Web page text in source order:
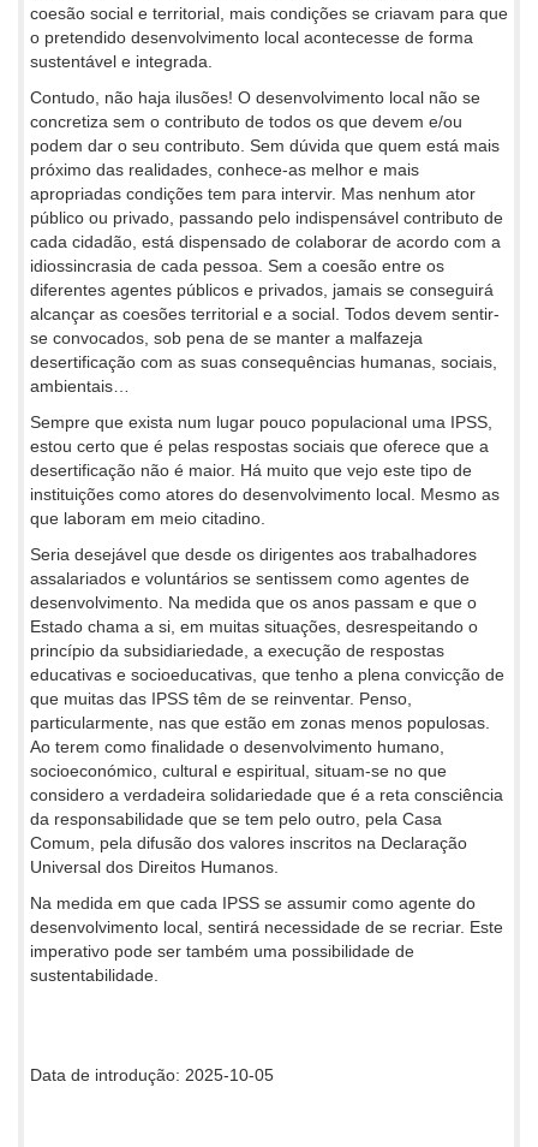
coesão social e territorial, mais condições se criavam para que
o pretendido desenvolvimento local acontecesse de forma
sustentável e integrada.
Contudo, não haja ilusões! O desenvolvimento local não se
concretiza sem o contributo de todos os que devem e/ou
podem dar o seu contributo. Sem dúvida que quem está mais
próximo das realidades, conhece-as melhor e mais
apropriadas condições tem para intervir. Mas nenhum ator
público ou privado, passando pelo indispensável contributo de
cada cidadão, está dispensado de colaborar de acordo com a
idiossincrasia de cada pessoa. Sem a coesão entre os
diferentes agentes públicos e privados, jamais se conseguirá
alcançar as coesões territorial e a social. Todos devem sentir-
se convocados, sob pena de se manter a malfazeja
desertificação com as suas consequências humanas, sociais,
ambientais…
Sempre que exista num lugar pouco populacional uma IPSS,
estou certo que é pelas respostas sociais que oferece que a
desertificação não é maior. Há muito que vejo este tipo de
instituições como atores do desenvolvimento local. Mesmo as
que laboram em meio citadino.
Seria desejável que desde os dirigentes aos trabalhadores
assalariados e voluntários se sentissem como agentes de
desenvolvimento. Na medida que os anos passam e que o
Estado chama a si, em muitas situações, desrespeitando o
princípio da subsidiariedade, a execução de respostas
educativas e socioeducativas, que tenho a plena convicção de
que muitas das IPSS têm de se reinventar. Penso,
particularmente, nas que estão em zonas menos populosas.
Ao terem como finalidade o desenvolvimento humano,
socioeconómico, cultural e espiritual, situam-se no que
considero a verdadeira solidariedade que é a reta consciência
da responsabilidade que se tem pelo outro, pela Casa
Comum, pela difusão dos valores inscritos na Declaração
Universal dos Direitos Humanos.
Na medida em que cada IPSS se assumir como agente do
desenvolvimento local, sentirá necessidade de se recriar. Este
imperativo pode ser também uma possibilidade de
sustentabilidade.
Data de introdução: 2025-10-05